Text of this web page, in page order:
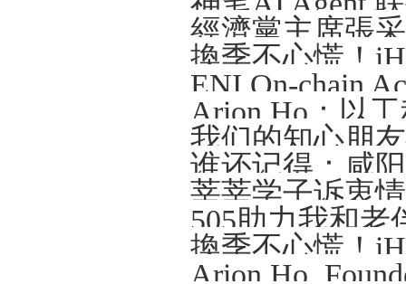
Arion Ho：以
我们的知心朋
谁还记得：咸
莘莘学子诉衷情
505助力我和老